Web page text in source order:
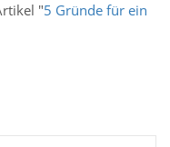
"5 Gründe für ein